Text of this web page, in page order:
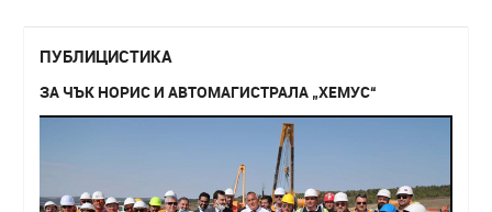
ПУБЛИЦИСТИКА
ЗА ЧЪК НОРИС И АВТОМАГИСТРАЛА „ХЕМУС“